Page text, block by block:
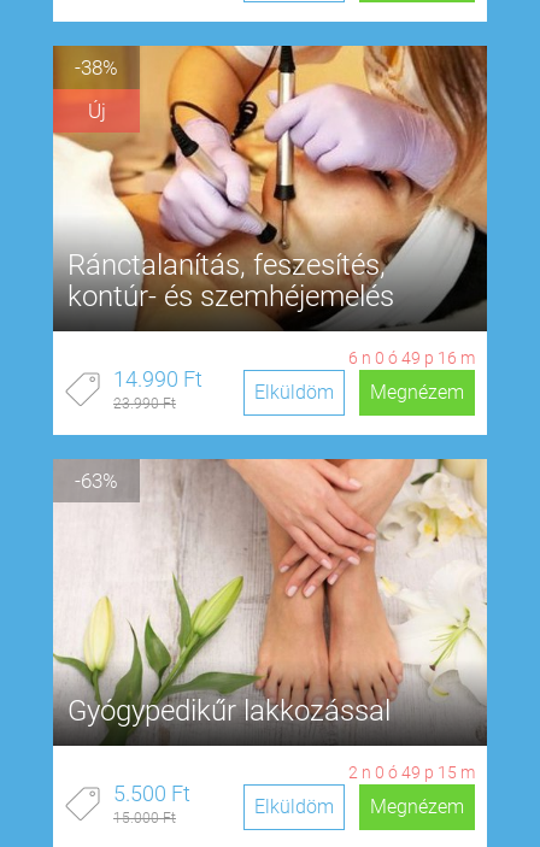
-38%
Új
Ránctalanítás, feszesítés,
kontúr- és szemhéjemelés
6 n 0 ó49 p 15 m
14.990 Ft
23.990 Ft Megnézem
Elküldöm
-63%
Gyógypedikűr lakkozással
2 n 0 ó49 p 14 m
5.500 Ft
15.000 Ft Megnézem
Elküldöm